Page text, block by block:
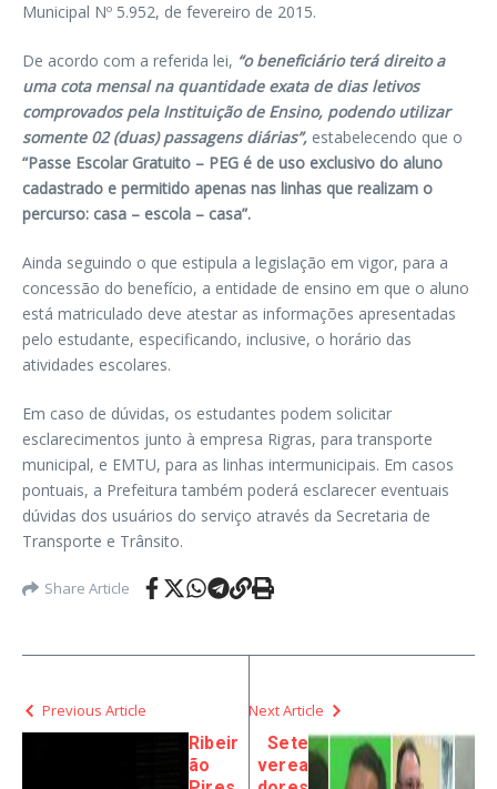
Municipal Nº 5.952, de fevereiro de 2015.
De acordo com a referida lei, “o beneficiário terá direito a
uma cota mensal na quantidade exata de dias letivos
comprovados pela Instituição de Ensino, podendo utilizar
somente 02 (duas) passagens diárias”, estabelecendo que o
“Passe Escolar Gratuito – PEG é de uso exclusivo do aluno
cadastrado e permitido apenas nas linhas que realizam o
percurso: casa – escola – casa”.
Ainda seguindo o que estipula a legislação em vigor, para a
concessão do benefício, a entidade de ensino em que o aluno
está matriculado deve atestar as informações apresentadas
pelo estudante, especificando, inclusive, o horário das
atividades escolares.
Em caso de dúvidas, os estudantes podem solicitar
esclarecimentos junto à empresa Rigras, para transporte
municipal, e EMTU, para as linhas intermunicipais. Em casos
pontuais, a Prefeitura também poderá esclarecer eventuais
dúvidas dos usuários do serviço através da Secretaria de
Transporte e Trânsito.
Share Article
Previous Article
Ribeir
ão
Next Article
Sete
verea